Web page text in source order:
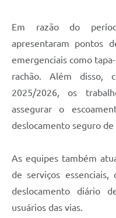
Em razão do
apresentaram pontos
emergenciais como
rachão. Além disso,
2025/2026, os
assegurar o
deslocamento seguro de
As equipes também
de serviços
deslocamento diário
usuários das vias.